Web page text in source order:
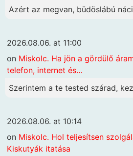
Azért az megvan, büdöslábú
2026.08.06. at 11:00
on Miskolc. Ha jön a gördülő
telefon, internet és…
Szerintem a te tested szárad,
2026.08.06. at 10:14
on Miskolc. Hol teljesítsen
Kiskutyák itatása